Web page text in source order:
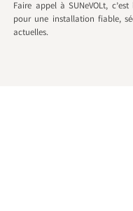
Faire appel à SUNeVOLt,
pour une installation fiable,
actuelles.